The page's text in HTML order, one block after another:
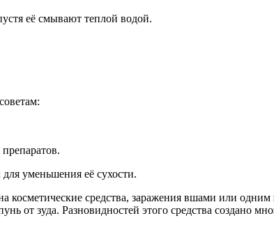
её смывают теплой водой.
уменьшения её сухости.
косметические средства, заражения вшами или
от зуда. Разновидностей этого средства создано